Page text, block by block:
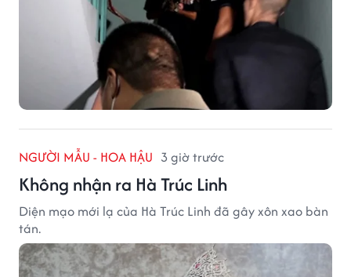
NGƯỜI MẪU - HOA HẬU 3 giờ trước
Không nhận ra Hà Trúc Linh
Diện mạo mới lạ của Hà Trúc Linh đã gây xôn xao bàn
tán.